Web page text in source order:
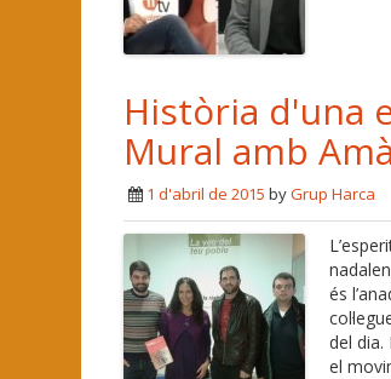
Història d'una
Mural amb
1 d'abril de 2015 byGrup Harca
és
del dia.
el